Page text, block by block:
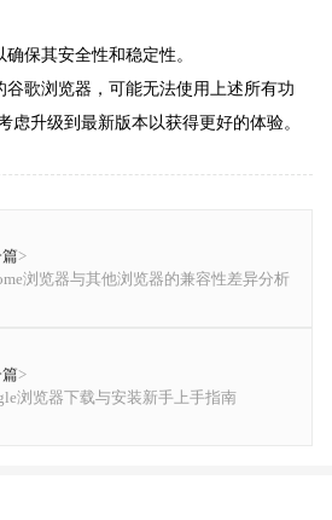
保其安全性和稳定性。
歌浏览器，可能无法使用上述所有功
虑升级到最新版本以获得更好的体验。
>
浏览器与其他浏览器的兼容性差异分析
>
浏览器下载与安装新手上手指南